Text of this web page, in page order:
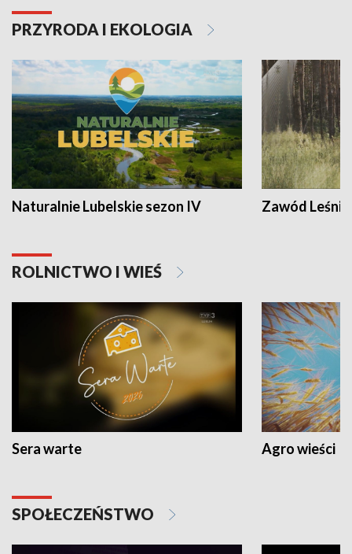
PRZYRODA I EKOLOGIA
Naturalnie Lubelskie sezon IV Zawód Leśnik
ROLNICTWO I WIEŚ
Sera warte Agro wieści
SPOŁECZEŃSTWO